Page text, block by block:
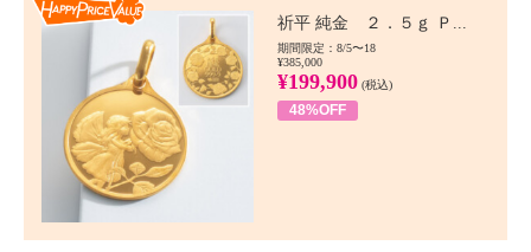
祈平 純金 ２．５ｇ Ｐ...
期間限定：8/5〜18
¥385,000
¥199,900 (税込)
48%OFF